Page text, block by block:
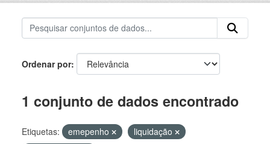
Ordenar por
1 conjunto de dados encontrado
Etiquetas: emepenho
liquidação